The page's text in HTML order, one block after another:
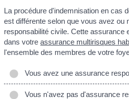
La procédure d'indemnisation en cas
est différente selon que vous avez ou
responsabilité civile. Cette assurance
dans votreassurance multirisques
l'ensemble des membres de votre
Vous avez une assurance
Vous n'avez pas d'assurance